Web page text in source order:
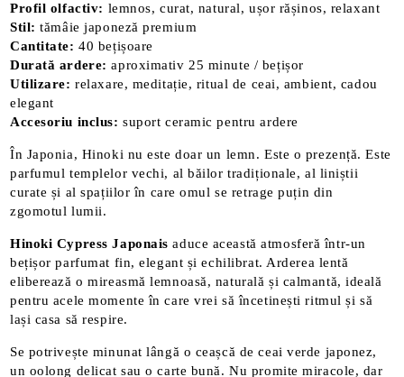
Profil olfactiv: lemnos, curat, natural, ușor rășinos, relaxant
Stil: tămâie japoneză premium
Cantitate: 40 bețișoare
Durată ardere: aproximativ 25 minute / bețișor
Utilizare: relaxare, meditație, ritual de ceai, ambient, cadou
elegant
Accesoriu inclus: suport ceramic pentru ardere
În Japonia, Hinoki nu este doar un lemn. Este o prezență. Este
parfumul templelor vechi, al băilor tradiționale, al liniștii
curate și al spațiilor în care omul se retrage puțin din
zgomotul lumii.
Hinoki Cypress Japonais aduce această atmosferă într-un
bețișor parfumat fin, elegant și echilibrat. Arderea lentă
eliberează o mireasmă lemnoasă, naturală și calmantă, ideală
pentru acele momente în care vrei să încetinești ritmul și să
lași casa să respire.
Se potrivește minunat lângă o ceașcă de ceai verde japonez,
un oolong delicat sau o carte bună. Nu promite miracole, dar